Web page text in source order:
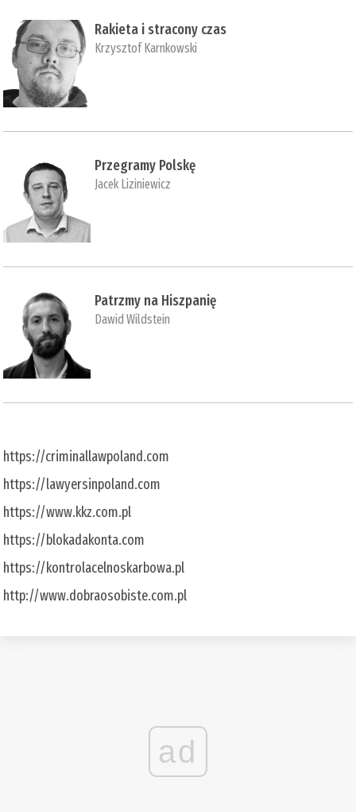
Rakieta i stracony czas
Krzysztof Karnkowski
Przegramy Polskę
Jacek Liziniewicz
Patrzmy na Hiszpanię
Dawid Wildstein
https://criminallawpoland.com
https://lawyersinpoland.com
https://www.kkz.com.pl
https://blokadakonta.com
https://kontrolacelnoskarbowa.pl
http://www.dobraosobiste.com.pl
ad